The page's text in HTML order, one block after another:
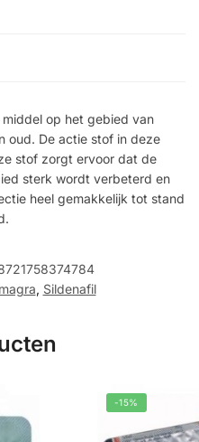
op het gebied van
oud. De actie stof in deze
stof zorgt ervoor dat de
sterk wordt verbeterd en
heel gemakkelijk tot stand
, Sildenafil
-15%